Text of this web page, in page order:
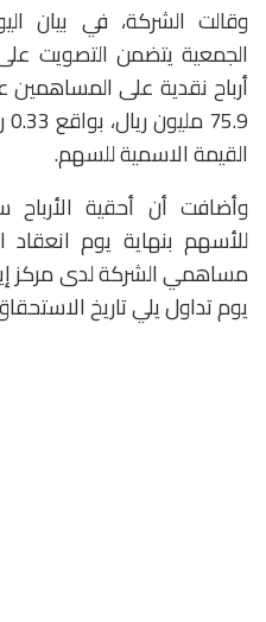
وقالت الشركة، في بيان
الجمعية يتضمن التصويت
القيمة الاسمية للسهم.
وأضافت أن أحقية
للأسهم بنهاية يوم
مساهمي الشركة لدى مركز
يوم تداول يلي تاريخ